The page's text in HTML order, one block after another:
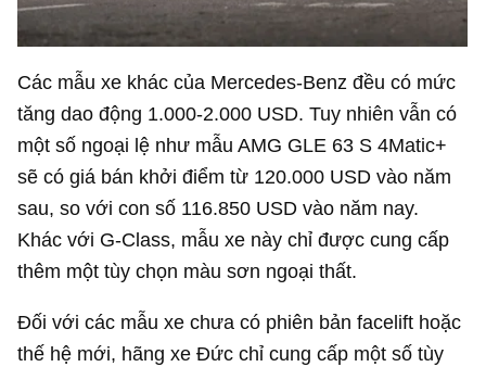
Các mẫu xe khác của Mercedes-Benz đều có mức
tăng dao động 1.000-2.000 USD. Tuy nhiên vẫn có
một số ngoại lệ như mẫu AMG GLE 63 S 4Matic+
sẽ có giá bán khởi điểm từ 120.000 USD vào năm
sau, so với con số 116.850 USD vào năm nay.
Khác với G-Class, mẫu xe này chỉ được cung cấp
thêm một tùy chọn màu sơn ngoại thất.
Đối với các mẫu xe chưa có phiên bản facelift hoặc
thế hệ mới, hãng xe Đức chỉ cung cấp một số tùy